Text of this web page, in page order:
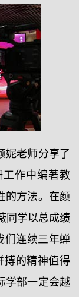
妮老师分享了
作中编著教
的方法。在颜
同学以总成绩
们连续三年蝉
搏的精神值得
学部一定会越